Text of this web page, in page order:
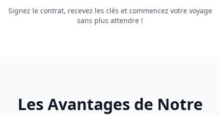
Signez le contrat, recevez les clés et commencez votre voyage
sans plus attendre !
Les Avantages de Notre